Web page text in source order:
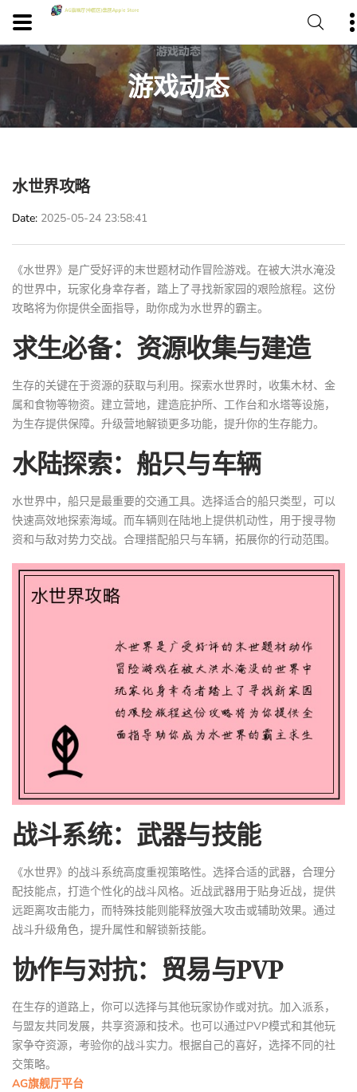
游戏动态
水世界攻略
Date 2025-05-24 23:58:41
《水世界》是广受好评的末世题材动作冒险游戏。在被大洪水淹没
的世界中，玩家化身幸存者，踏上了寻找新家园的艰险旅程。这份
攻略将为你提供全面指导，助你成为水世界的霸主。
求生必备：资源收集与建造
生存的关键在于资源的获取与利用。探索水世界时，收集木材、金
属和食物等物资。建立营地，建造庇护所、工作台和水塔等设施，
为生存提供保障。升级营地解锁更多功能，提升你的生存能力。
水陆探索：船只与车辆
水世界中，船只是最重要的交通工具。选择适合的船只类型，可以
快速高效地探索海域。而车辆则在陆地上提供机动性，用于搜寻物
资和与敌对势力交战。合理搭配船只与车辆，拓展你的行动范围。
战斗系统：武器与技能
《水世界》的战斗系统高度重视策略性。选择合适的武器，合理分
配技能点，打造个性化的战斗风格。近战武器用于贴身近战，提供
远距离攻击能力，而特殊技能则能释放强大攻击或辅助效果。通过
战斗升级角色，提升属性和解锁新技能。
协作与对抗：贸易与PVP
在生存的道路上，你可以选择与其他玩家协作或对抗。加入派系，
与盟友共同发展，共享资源和技术。也可以通过PVP模式和其他玩
家争夺资源，考验你的战斗实力。根据自己的喜好，选择不同的社
交策略。
AG旗舰厅平台